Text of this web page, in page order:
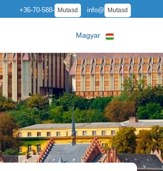
+36-70-588- Mutasd info@ Mutasd
Magyar